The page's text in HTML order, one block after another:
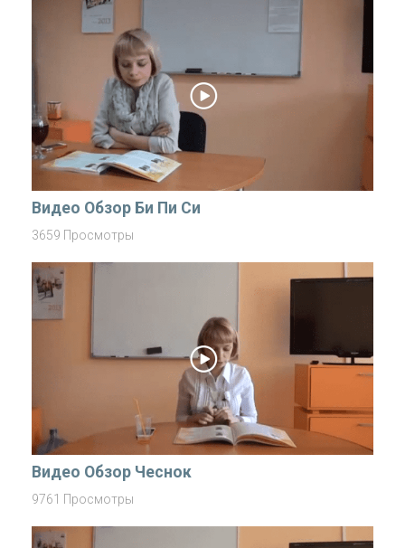
Видео Обзор Би Пи Си
3659 Просмотры
Видео Обзор Чеснок
9761 Просмотры